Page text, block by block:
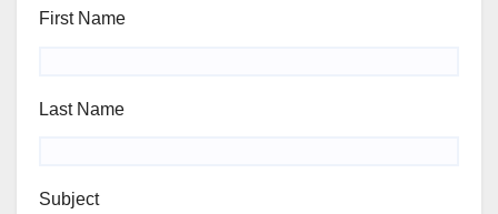
First Name
Last Name
Subject